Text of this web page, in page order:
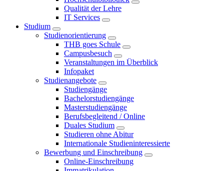
Qualität der Lehre
IT Services
Studium
Studienorientierung
THB goes Schule
Campusbesuch
Veranstaltungen im Überblick
Infopaket
Studienangebote
Studiengänge
Bachelorstudiengänge
Masterstudiengänge
Berufsbegleitend / Online
Duales Studium
Studieren ohne Abitur
Internationale Studieninteressierte
Bewerbung und Einschreibung
Online-Einschreibung